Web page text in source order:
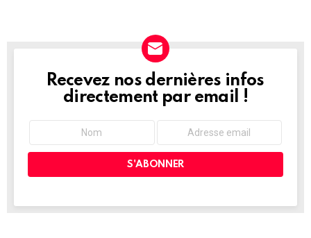
NEWSLETTER
Recevez nos dernières infos
directement par email !